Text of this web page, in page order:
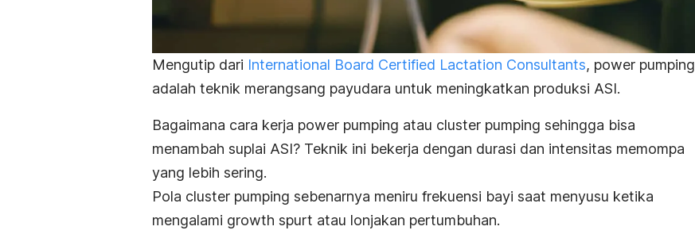
Mengutip dari International Board Certified Lactation Consultants, power pumping
adalah teknik merangsang payudara untuk meningkatkan produksi ASI.
Bagaimana cara kerja power pumping atau cluster pumping sehingga bisa
menambah suplai ASI? Teknik ini bekerja dengan durasi dan intensitas memompa
yang lebih sering.
Pola cluster pumping sebenarnya meniru frekuensi bayi saat menyusu ketika
mengalami growth spurt atau lonjakan pertumbuhan.